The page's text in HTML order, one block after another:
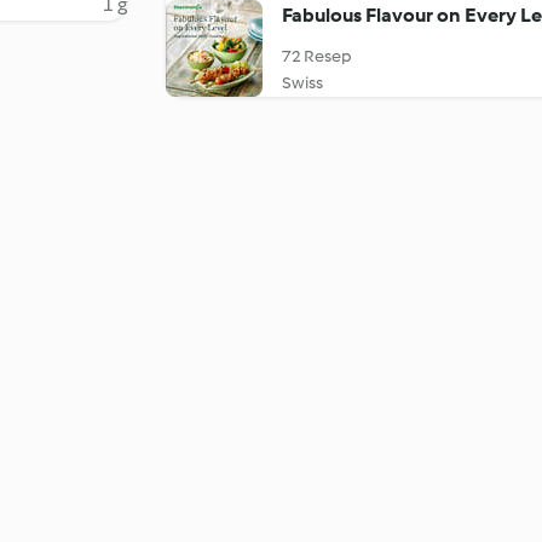
Fabulous Flavour on Every
72 Resep
Swiss